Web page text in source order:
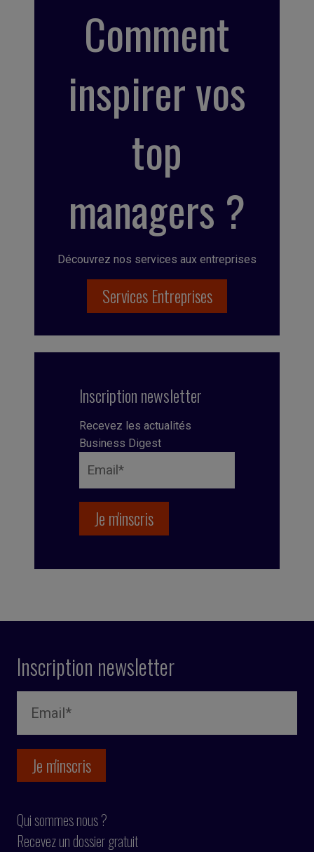
Comment
inspirer vos
top
managers ?
Découvrez nos services aux entreprises
Services Entreprises
Inscription newsletter
Recevez les actualités
Business Digest
Inscription newsletter
Qui sommes nous ?
Recevez un dossier gratuit